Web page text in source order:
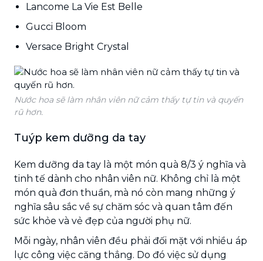
Lancome La Vie Est Belle
Gucci Bloom
Versace Bright Crystal
Nước hoa sẽ làm nhân viên nữ cảm thấy tự tin và quyến
rũ hơn.
Tuýp kem dưỡng da tay
Kem dưỡng da tay là một món quà 8/3 ý nghĩa và
tinh tế dành cho nhân viên nữ. Không chỉ là một
món quà đơn thuần, mà nó còn mang những ý
nghĩa sâu sắc về sự chăm sóc và quan tâm đến
sức khỏe và vẻ đẹp của người phụ nữ.
Mỗi ngày, nhân viên đều phải đối mặt với nhiều áp
lực công việc căng thẳng. Do đó việc sử dụng